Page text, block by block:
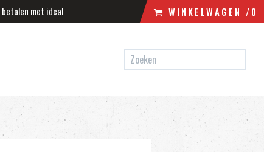
met ideal WINKELWAGEN /0
WINKELWAGEN
UW WINKELWAGEN IS LEEG.
VUL HEM MET PRODUCTEN.